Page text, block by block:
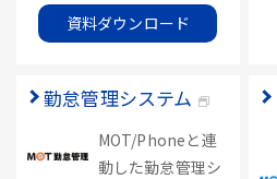
資料ダウンロード
勤怠管理システム
MOT/Phoneと連
動した勤怠管理シ